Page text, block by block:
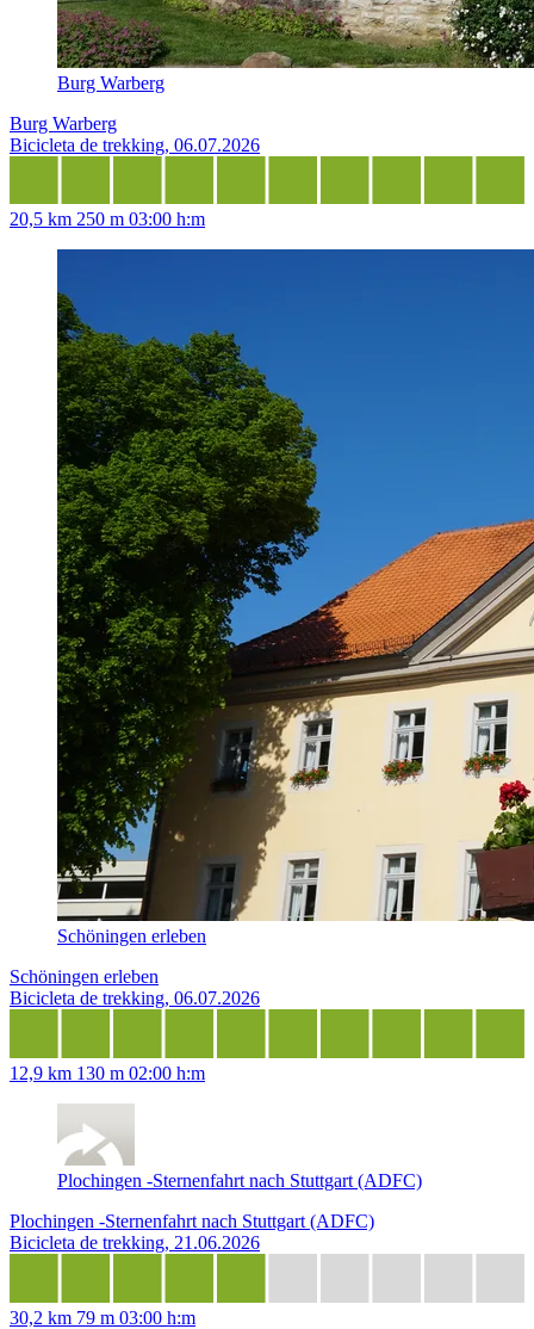
Burg Warberg
Burg Warberg
Bicicleta de trekking, 06.07.2026
20,5 km 250 m 03:00 h:m
Schöningen erleben
Schöningen erleben
Bicicleta de trekking, 06.07.2026
12,9 km 130 m 02:00 h:m
Plochingen -Sternenfahrt nach Stuttgart (ADFC)
Plochingen -Sternenfahrt nach Stuttgart (ADFC)
Bicicleta de trekking, 21.06.2026
30,2 km 79 m 03:00 h:m